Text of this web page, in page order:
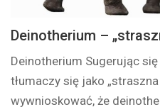
Deinotherium –
Deinotherium Sugerując
tłumaczy się jako
wywnioskować, że